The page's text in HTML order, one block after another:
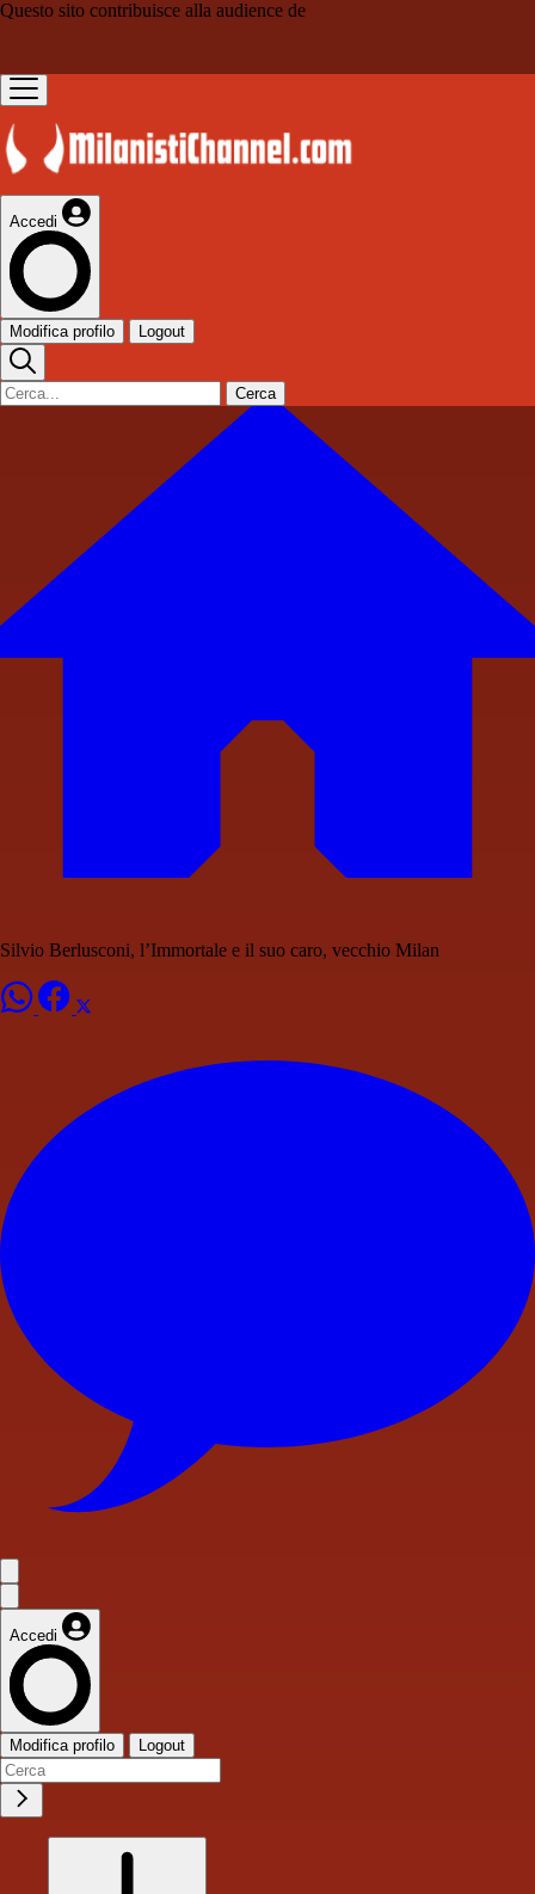
Questo sito contribuisce alla audience de
Accedi
Modifica profilo Logout
Cerca
Silvio Berlusconi, l’Immortale e il suo caro, vecchio Milan
Accedi
Modifica profilo Logout